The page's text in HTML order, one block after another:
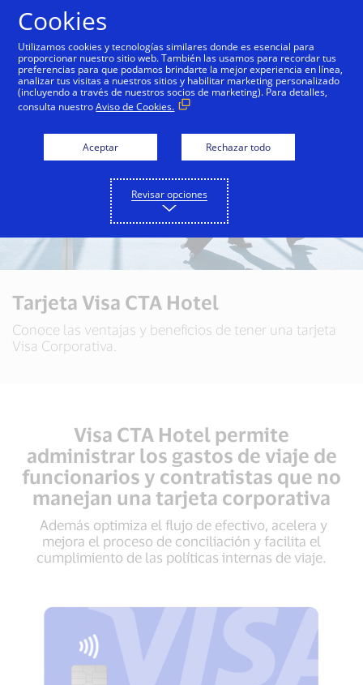
Tarjeta Visa CTA Hotel
Conoce las ventajas y beneficios de tener una tarjeta
Visa Corporativa.
Visa CTA Hotel permite
administrar los gastos de viaje de
funcionarios y contratistas que no
manejan una tarjeta corporativa
Además optimiza el flujo de efectivo, acelera y
mejora el proceso de conciliación y facilita el
cumplimiento de las políticas internas de viaje.
Cookies
Utilizamos cookies y tecnologías similares donde es esencial para
proporcionar nuestro sitio web. También las usamos para recordar tus
preferencias para que podamos brindarte la mejor experiencia en línea,
analizar tus visitas a nuestros sitios y habilitar marketing personalizado
(incluyendo a través de nuestros socios de marketing). Para detalles,
consulta nuestroAviso de Cookies.
Aceptar Rechazar todo
Revisar opciones